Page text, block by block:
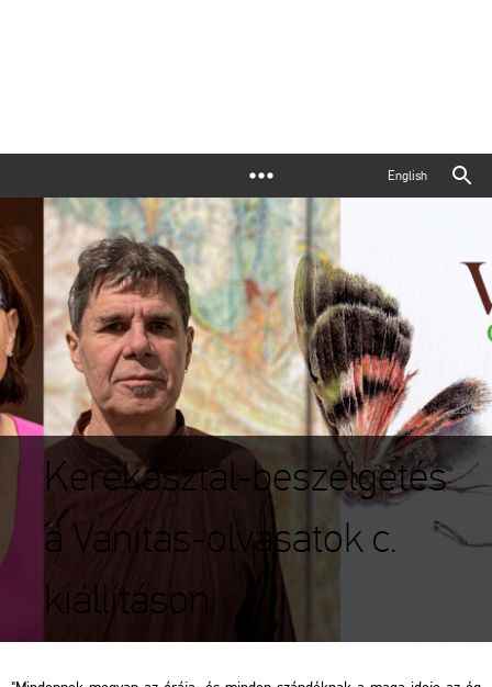
English
Kerekasztal-beszélgetés
a Vanitas-olvasatok c.
kiállításon